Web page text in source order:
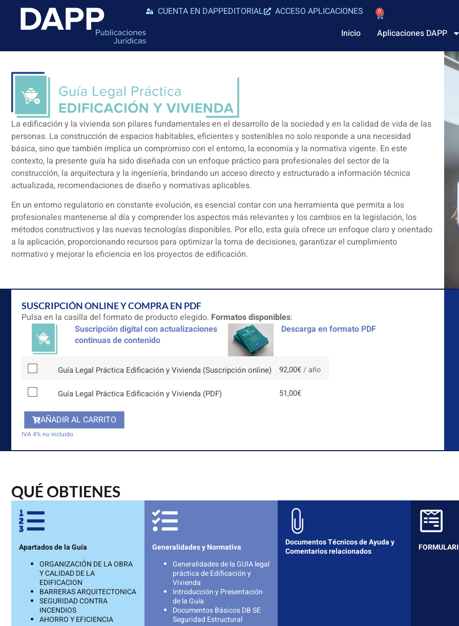
CUENTA EN DAPPEDITORIAL ACCESO APLICACIONES 0
Inicio Aplicaciones DAPP
La edificación y la vivienda son pilares fundamentales en el desarrollo de la sociedad y en la calidad de vida de las
personas. La construcción de espacios habitables, eficientes y sostenibles no solo responde a una necesidad
básica, sino que también implica un compromiso con el entorno, la economía y la normativa vigente. En este
contexto, la presente guía ha sido diseñada con un enfoque práctico para profesionales del sector de la
construcción, la arquitectura y la ingeniería, brindando un acceso directo y estructurado a información técnica
actualizada, recomendaciones de diseño y normativas aplicables.
En un entorno regulatorio en constante evolución, es esencial contar con una herramienta que permita a los
profesionales mantenerse al día y comprender los aspectos más relevantes y los cambios en la legislación, los
métodos constructivos y las nuevas tecnologías disponibles. Por ello, esta guía ofrece un enfoque claro y orientado
a la aplicación, proporcionando recursos para optimizar la toma de decisiones, garantizar el cumplimiento
normativo y mejorar la eficiencia en los proyectos de edificación.
SUSCRIPCIÓN ONLINE Y COMPRA EN PDF
Pulsa en la casilla del formato de producto elegido. Formatos disponibles:
Suscripción digital con actualizaciones
continuas de contenido
Descarga en formato PDF
Guía Legal Práctica Edificación y Vivienda (Suscripción online) 92,00€/ año
Guía Legal Práctica Edificación y Vivienda (PDF) 51,00€
AÑADIR AL CARRITO
IVA 4% no incluido
QUÉ OBTIENES
Apartados de la Guía
ORGANIZACIÓN DE LA OBRA
Y CALIDAD DE LA
EDIFICACION
BARRERAS ARQUITECTONICA
SEGURIDAD CONTRA
INCENDIOS
AHORRO Y EFICIENCIA
Generalidades y Normativa
Generalidades de la GUIA legal
práctica de Edificación y
Vivienda
Introducción y Presentación
de la Guía
Documentos Básicos DB SE
Seguridad Estructural
Documentos Técnicos de Ayuda y
Comentarios relacionados